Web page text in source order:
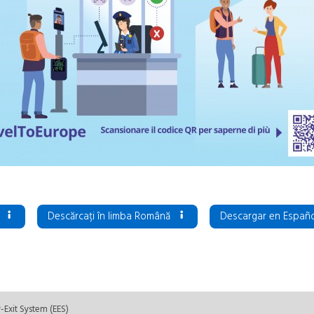
Descărcați în limba Română Descargar en
Exit System (EES)